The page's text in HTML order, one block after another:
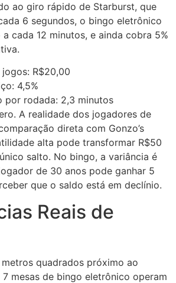
ao giro rápido de Starburst, que
6 segundos, o bingo eletrônico
cada 12 minutos, e ainda cobra 5%
R$20,00
4,5%
por rodada: 2,3 minutos
A realidade dos jogadores de
direta com Gonzo’s
alta pode transformar R$50
salto. No bingo, a variância é
de 30 anos pode ganhar 5
que o saldo está em declínio.
Reais de
quadrados próximo ao
7 mesas de bingo eletrônico operam